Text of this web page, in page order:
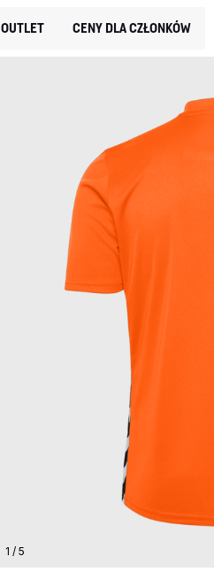
OUTLET CENY DLA CZŁONKÓW
1 / 5